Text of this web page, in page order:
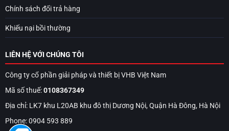
Chính sách đổi trả hàng
Khiếu nại bồi thường
LIÊN HỆ VỚI CHÚNG TÔI
Công ty cổ phần giải pháp và thiết bị VHB Việt Nam
Mã số thuế:0108367349
Địa chỉ: LK7 khu L20AB khu đô thị Dương Nội, Quận Hà Đông, Hà Nội
Phone: 0904 593 889